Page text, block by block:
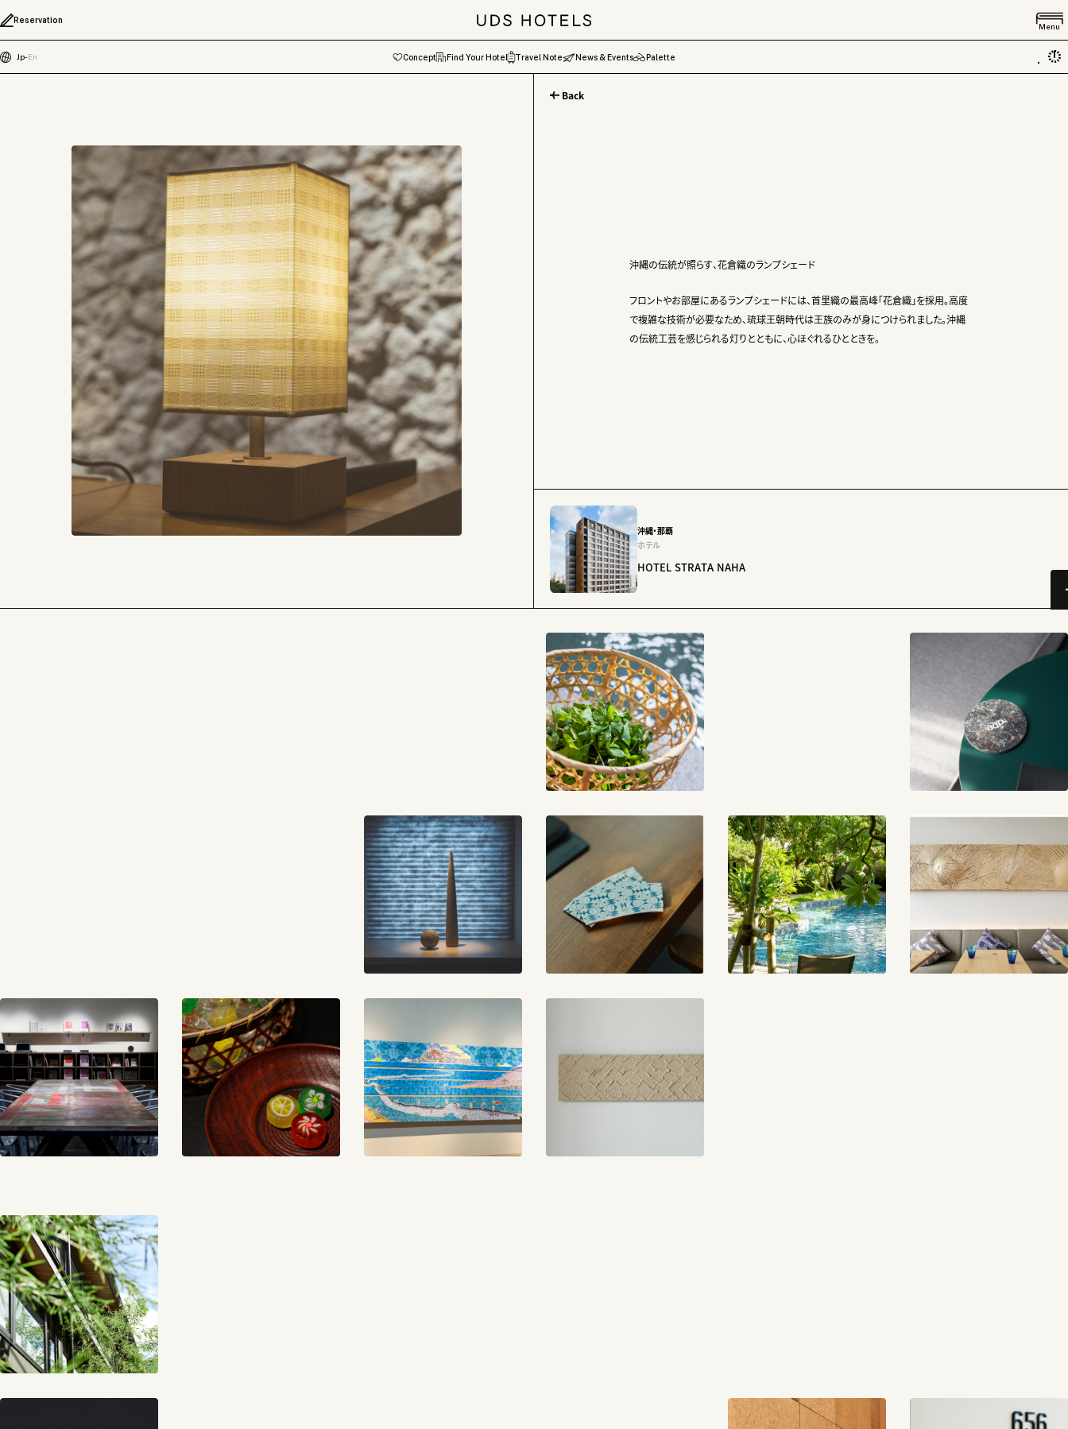
Reservation
Menu
Jp-En Concept Find Your Hotel Travel Note News & Events Palette .
HAMACHO HOTEL
all day place shibuya
由縁別邸 代田
SOKI ATAMI
SOKI KANAZAWA
hotel kanra kyoto
HOTEL ANTEROOM KYOTO
HOTEL ANTEROOM NAHA
HOTEL STRATA NAHA
HOTEL LOCUS
the rescape
MUJI HOTEL BEIJING
15
Back
沖縄の伝統が照らす、花倉織のランプシェード
フロントやお部屋にあるランプシェードには、首里織の最高峰「花倉織」を採用。高度
で複雑な技術が必要なため、琉球王朝時代は王族のみが身につけられました。沖縄
の伝統工芸を感じられる灯りとともに、心ほぐれるひとときを。
沖縄・那覇
ホテル
HOTEL STRATA NAHA